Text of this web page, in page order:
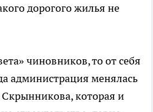
дорогого жилья не
чиновников, то от себя
администрация менялась
которая и